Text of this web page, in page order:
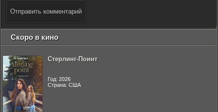
Отправить комментарий
Скоро в кино
Стерлинг-Поинт
Год: 2026
Страна: США